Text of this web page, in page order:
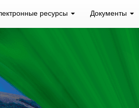
ресурсы Документы